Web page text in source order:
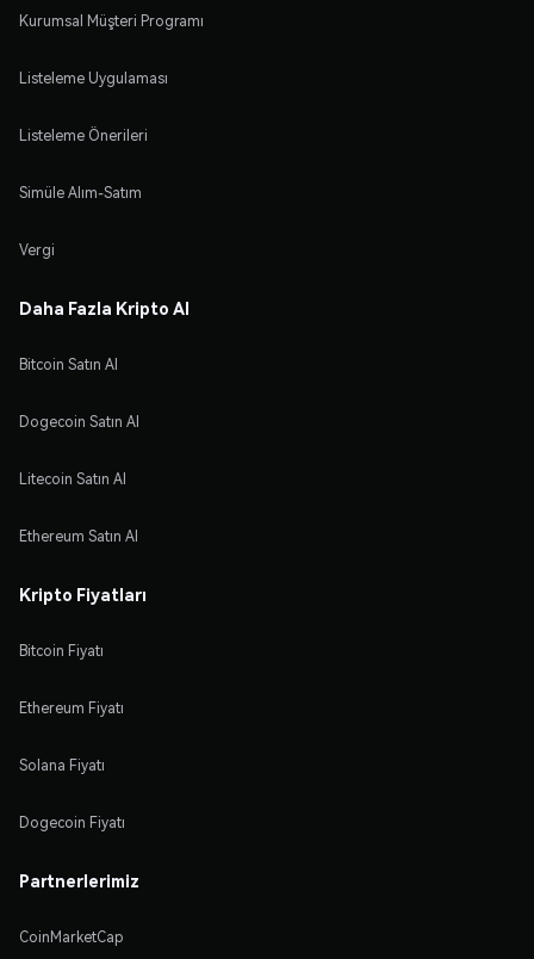
Kurumsal Müşteri Programı
Listeleme Uygulaması
Listeleme Önerileri
Simüle Alım-Satım
Vergi
Daha Fazla Kripto Al
Bitcoin Satın Al
Dogecoin Satın Al
Litecoin Satın Al
Ethereum Satın Al
Kripto Fiyatları
Bitcoin Fiyatı
Ethereum Fiyatı
Solana Fiyatı
Dogecoin Fiyatı
Partnerlerimiz
CoinMarketCap